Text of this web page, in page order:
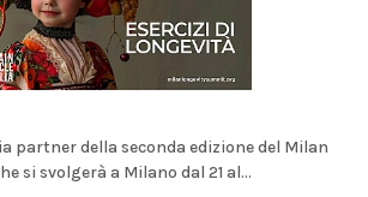
partner della seconda edizione del Milan
si svolgerà a Milano dal 21 al...